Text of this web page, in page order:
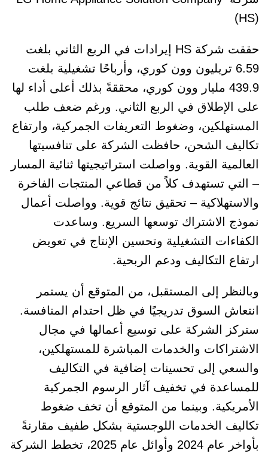
(HS)
حققت شركة HS إيرادات في الربع الثاني بلغت
6.59 تريليون وون كوري، وأرباحًا تشغيلية بلغت
439.9 مليار وون كوري، محققةً بذلك أعلى أداء لها
على الإطلاق في الربع الثاني. ورغم ضعف طلب
المستهلكين، وضغوط التعريفات الجمركية، وارتفاع
تكاليف الشحن، حافظت الشركة على تنافسيتها
العالمية القوية. وواصلت استراتيجيتها ثنائية المسار
– التي تستهدف كلاً من قطاعي المنتجات الفاخرة
والاستهلاكية – تحقيق نتائج قوية. وواصلت أعمال
نموذج الاشتراك توسعها السريع. وساعدت
الكفاءات التشغيلية وتحسين الإنتاج في تعويض
ارتفاع التكاليف ودعم الربحية.
وبالنظر إلى المستقبل، من المتوقع أن يستمر
انتعاش السوق تدريجيًا في ظل احتدام المنافسة.
ستركز الشركة على توسيع أعمالها في مجال
الاشتراكات والخدمات المباشرة للمستهلكين،
والسعي إلى تحسينات إضافية في التكاليف
للمساعدة في تخفيف آثار الرسوم الجمركية
الأمريكية. وبينما من المتوقع أن تخف ضغوط
تكاليف الخدمات اللوجستية بشكل طفيف مقارنةً
بأواخر عام 2024 وأوائل عام 2025، تخطط الشركة